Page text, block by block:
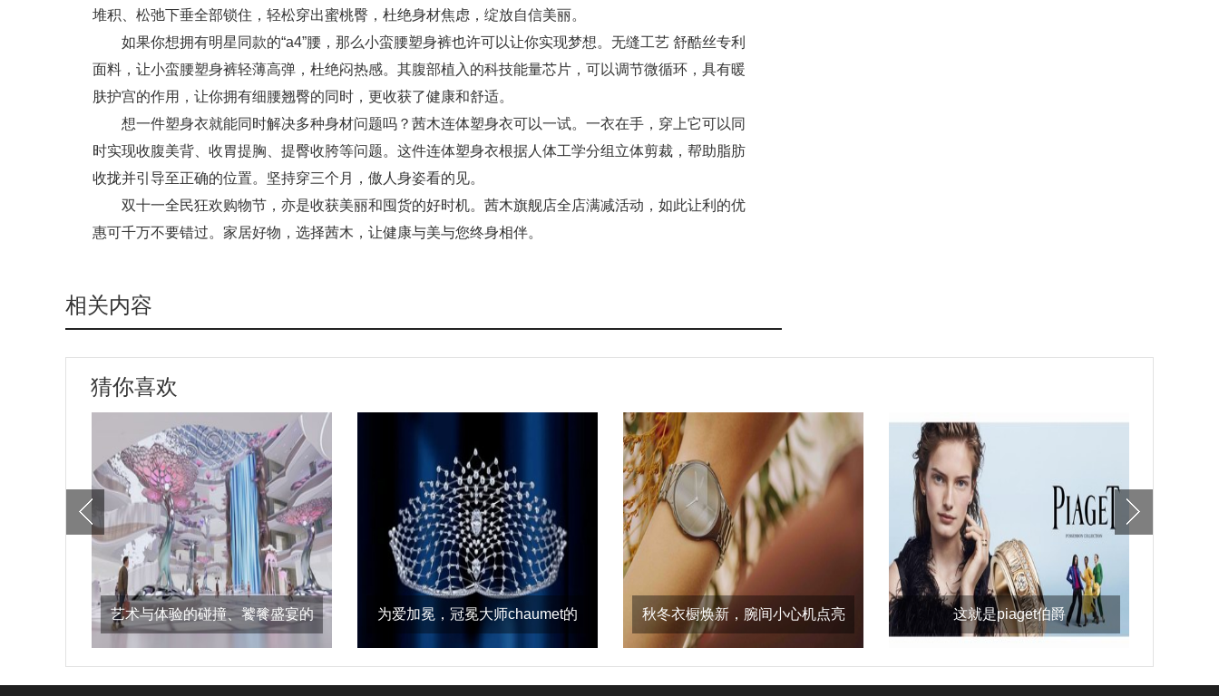
堆积、松弛下垂全部锁住，轻松穿出蜜桃臀，杜绝身材焦虑，绽放自信美丽。
如果你想拥有明星同款的“a4”腰，那么小蛮腰塑身裤也许可以让你实现梦想。无缝工艺 舒酷丝专利
面料，让小蛮腰塑身裤轻薄高弹，杜绝闷热感。其腹部植入的科技能量芯片，可以调节微循环，具有暖
肤护宫的作用，让你拥有细腰翘臀的同时，更收获了健康和舒适。
想一件塑身衣就能同时解决多种身材问题吗？茜木连体塑身衣可以一试。一衣在手，穿上它可以同
时实现收腹美背、收胃提胸、提臀收胯等问题。这件连体塑身衣根据人体工学分组立体剪裁，帮助脂肪
收拢并引导至正确的位置。坚持穿三个月，傲人身姿看的见。
双十一全民狂欢购物节，亦是收获美丽和囤货的好时机。茜木旗舰店全店满减活动，如此让利的优
惠可千万不要错过。家居好物，选择茜木，让健康与美与您终身相伴。
相关内容
猜你喜欢
艺术与体验的碰撞、饕餮盛宴的
享受 海口国
为爱加冕，冠冕大师chaumet的
传奇爱情桂冠
秋冬衣橱焕新，腕间小心机点亮
造型
这就是piaget伯爵